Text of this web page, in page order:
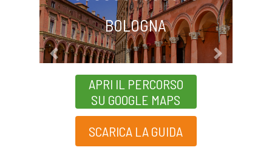
BOLOGNA
APRI IL PERCORSO
SU GOOGLE MAPS
SCARICA LA GUIDA
Previous Next